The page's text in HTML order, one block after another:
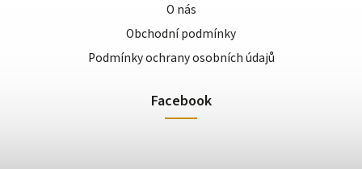
O nás
Obchodní podmínky
Podmínky ochrany osobních údajů
Facebook